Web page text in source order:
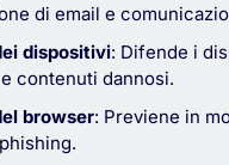
di email e
dispositivi: Difende i
contenuti dannosi.
browser: Previene in